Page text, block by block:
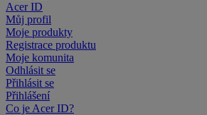
Acer ID
Můj profil
Moje produkty
Registrace produktu
Moje komunita
Odhlásit se
Přihlásit se
Přihlášení
Co je Acer ID?